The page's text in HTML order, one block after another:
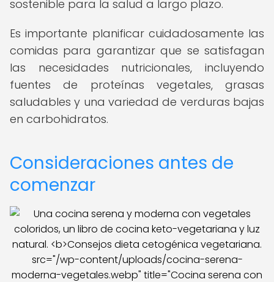
sostenible para la salud a largo plazo.
Es importante planificar cuidadosamente las
comidas para garantizar que se satisfagan
las necesidades nutricionales, incluyendo
fuentes de proteínas vegetales, grasas
saludables y una variedad de verduras bajas
en carbohidratos.
Consideraciones antes de
comenzar
src="/wp-content/uploads/cocina-serena-
moderna-vegetales.webp" title="Cocina serena con